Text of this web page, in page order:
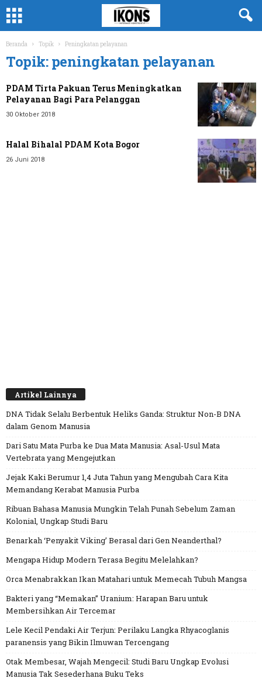
Beranda Topik Peningkatan pelayanan
Topik: peningkatan pelayanan
PDAM Tirta Pakuan Terus Meningkatkan
Pelayanan Bagi Para Pelanggan
30 Oktober 2018
Halal Bihalal PDAM Kota Bogor
26 Juni 2018
Artikel Lainnya
DNA Tidak Selalu Berbentuk Heliks Ganda: Struktur Non-B DNA
dalam Genom Manusia
Dari Satu Mata Purba ke Dua Mata Manusia: Asal-Usul Mata
Vertebrata yang Mengejutkan
Jejak Kaki Berumur 1,4 Juta Tahun yang Mengubah Cara Kita
Memandang Kerabat Manusia Purba
Ribuan Bahasa Manusia Mungkin Telah Punah Sebelum Zaman
Kolonial, Ungkap Studi Baru
Benarkah ‘Penyakit Viking’ Berasal dari Gen Neanderthal?
Mengapa Hidup Modern Terasa Begitu Melelahkan?
Orca Menabrakkan Ikan Matahari untuk Memecah Tubuh Mangsa
Bakteri yang “Memakan” Uranium: Harapan Baru untuk
Membersihkan Air Tercemar
Lele Kecil Pendaki Air Terjun: Perilaku Langka Rhyacoglanis
paranensis yang Bikin Ilmuwan Tercengang
Otak Membesar, Wajah Mengecil: Studi Baru Ungkap Evolusi
Manusia Tak Sesederhana Buku Teks